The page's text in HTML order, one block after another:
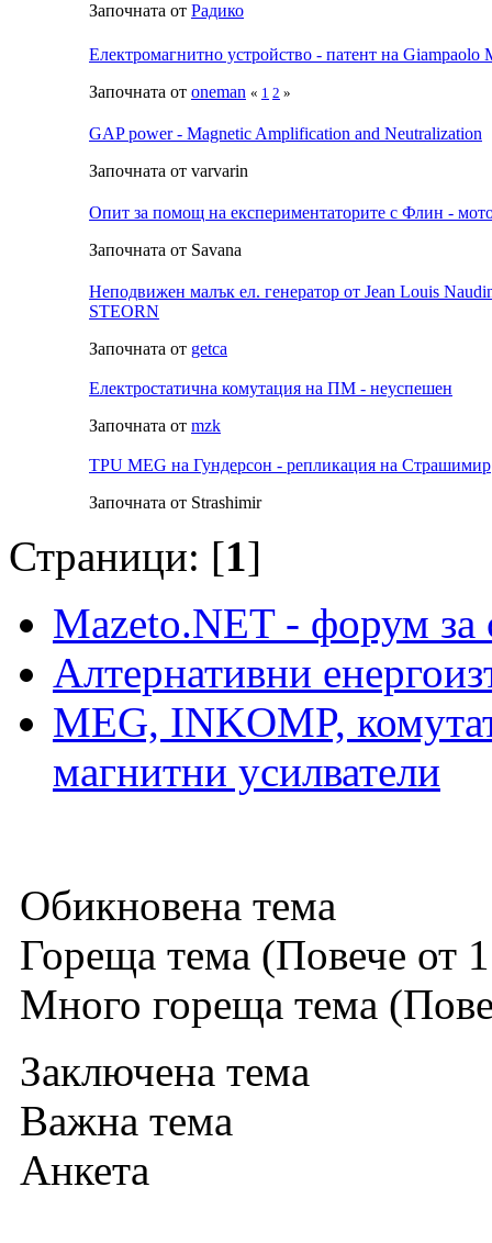
Започната от Радико
Електромагнитно устройство - патент на Giampaolo
Започната от oneman « 1 2 »
GAP power - Magnetic Amplification and Neutralization
Започната от varvarin
Опит за помощ на експериментаторите с Флин -
Започната от Savana
Неподвижен малък ел. генератор от Jean Louis
STEORN
Започната от getca
Електростатична комутация на ПМ - неуспешен
Започната от mzk
TPU MEG на Гундерсон - репликация на Страшимир
Започната от Strashimir
Страници: [1]
Mazeto.NET - форум за
Алтернативни
MEG, INKOMP,
магнитни усилватели
Обикновена тема
Гореща тема (Повече от
Много гореща тема
Заключена тема
Важна тема
Анкета